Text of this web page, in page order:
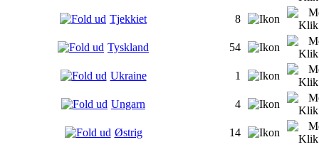
Tjekkiet 8
Tyskland 54
Ukraine 1
Ungarn 4
Østrig
14